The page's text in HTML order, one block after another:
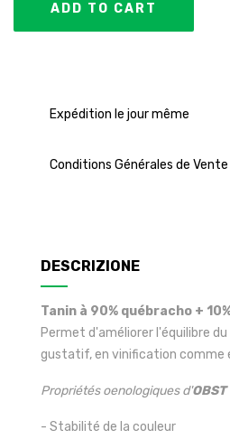
ADD TO CART
Expédition le jour même
Conditions Générales de Vente
DESCRIZIONE
Tanin à 90% québracho +
Permet d'améliorer l'équilibre
gustatif, en vinification comme
Propriétés oenologiques d'OBST
- Stabilité de la couleur